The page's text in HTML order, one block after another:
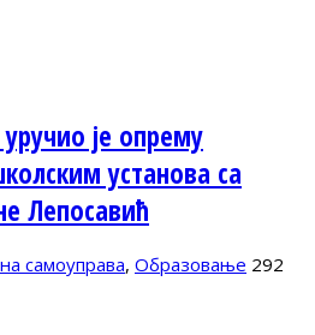
је опрему
установа са
Лепосавић
самоуправа, Образовање 292